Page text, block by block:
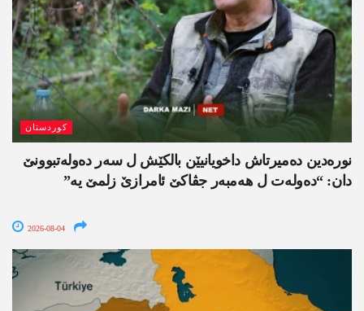
کوردستان
نورەدین دەمیرتاش داخویانیێن بالکێش ل سەر دەولەتبوونێ
دان: “دەولەت ل ھەمبەر جڤاکێ ئامرازێ زلمێ یە”
2026-08-04